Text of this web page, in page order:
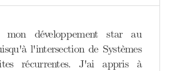
mon développement star au
l'intersection de Systèmes
récurrentes. J'ai appris à